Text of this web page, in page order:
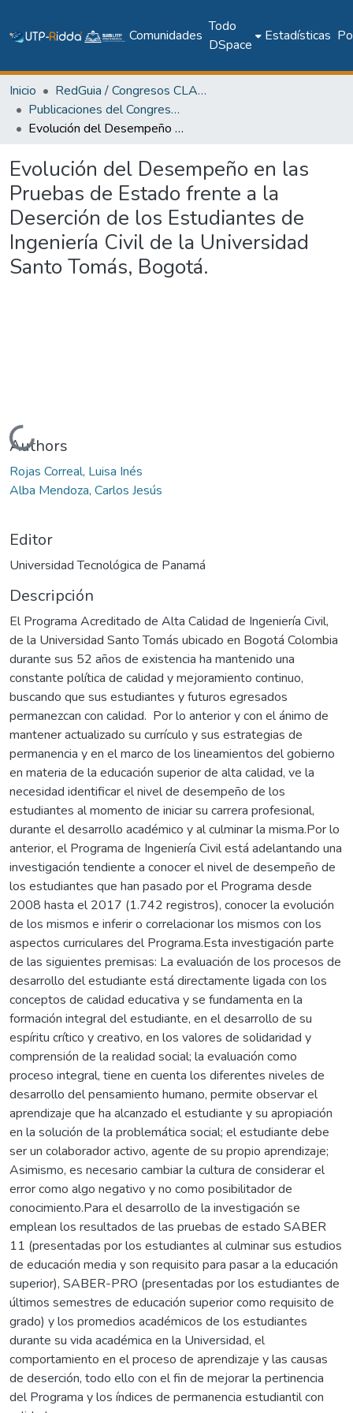
Comunidades
Todo
DSpace
Estadísticas
Inicio
RedGuia / Congresos CLABES
Publicaciones del Congreso Internacional CLABES
Evolución del Desempeño en las Pruebas de Estado frente a la Deserción de los Estudiantes de Ingeniería Civil de la Universidad Santo Tomás, Bogotá.
Evolución del Desempeño en las
Pruebas de Estado frente a la
Deserción de los Estudiantes de
Ingeniería Civil de la Universidad
Santo Tomás, Bogotá.
Cargando...
Authors
Rojas Correal, Luisa Inés
Alba Mendoza, Carlos Jesús
Editor
Universidad Tecnológica de Panamá
Descripción
El Programa Acreditado de Alta Calidad de Ingeniería Civil,
de la Universidad Santo Tomás ubicado en Bogotá Colombia
durante sus 52 años de existencia ha mantenido una
constante política de calidad y mejoramiento continuo,
buscando que sus estudiantes y futuros egresados
permanezcan con calidad. Por lo anterior y con el ánimo de
mantener actualizado su currículo y sus estrategias de
permanencia y en el marco de los lineamientos del gobierno
en materia de la educación superior de alta calidad, ve la
necesidad identificar el nivel de desempeño de los
estudiantes al momento de iniciar su carrera profesional,
durante el desarrollo académico y al culminar la misma.Por lo
anterior, el Programa de Ingeniería Civil está adelantando una
investigación tendiente a conocer el nivel de desempeño de
los estudiantes que han pasado por el Programa desde
2008 hasta el 2017 (1.742 registros), conocer la evolución
de los mismos e inferir o correlacionar los mismos con los
aspectos curriculares del Programa.Esta investigación parte
de las siguientes premisas: La evaluación de los procesos de
desarrollo del estudiante está directamente ligada con los
conceptos de calidad educativa y se fundamenta en la
formación integral del estudiante, en el desarrollo de su
espíritu crítico y creativo, en los valores de solidaridad y
comprensión de la realidad social; la evaluación como
proceso integral, tiene en cuenta los diferentes niveles de
desarrollo del pensamiento humano, permite observar el
aprendizaje que ha alcanzado el estudiante y su apropiación
en la solución de la problemática social; el estudiante debe
ser un colaborador activo, agente de su propio aprendizaje;
Asimismo, es necesario cambiar la cultura de considerar el
error como algo negativo y no como posibilitador de
conocimiento.Para el desarrollo de la investigación se
emplean los resultados de las pruebas de estado SABER
11 (presentadas por los estudiantes al culminar sus estudios
de educación media y son requisito para pasar a la educación
superior), SABER-PRO (presentadas por los estudiantes de
últimos semestres de educación superior como requisito de
grado) y los promedios académicos de los estudiantes
durante su vida académica en la Universidad, el
comportamiento en el proceso de aprendizaje y las causas
de deserción, todo ello con el fin de mejorar la pertinencia
del Programa y los índices de permanencia estudiantil con